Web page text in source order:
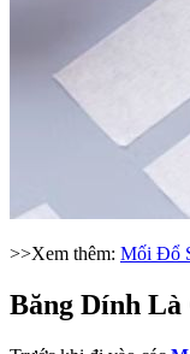
>>Xem thêm: Mối Đổ
Băng Dính Là